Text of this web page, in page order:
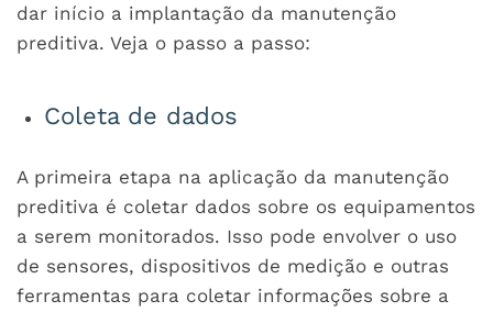
dar início a implantação da manutenção
preditiva. Veja o passo a passo:
Coleta de dados
A primeira etapa na aplicação da manutenção
preditiva é coletar dados sobre os equipamentos
a serem monitorados. Isso pode envolver o uso
de sensores, dispositivos de medição e outras
ferramentas para coletar informações sobre a